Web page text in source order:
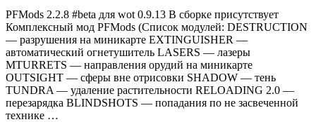
PFMods 2.2.8 #beta для wot 0.9.13 В сборке присутствует
Комплексный мод PFMods (Список модулей: DESTRUCTION
— разрушения на миникарте EXTINGUISHER —
автоматический огнетушитель LASERS — лазеры
MTURRETS — направления орудий на миникарте
OUTSIGHT — сферы вне отрисовки SHADOW — тень
TUNDRA — удаление растительности RELOADING 2.0 —
перезарядка BLINDSHOTS — попадания по не засвеченной
технике …